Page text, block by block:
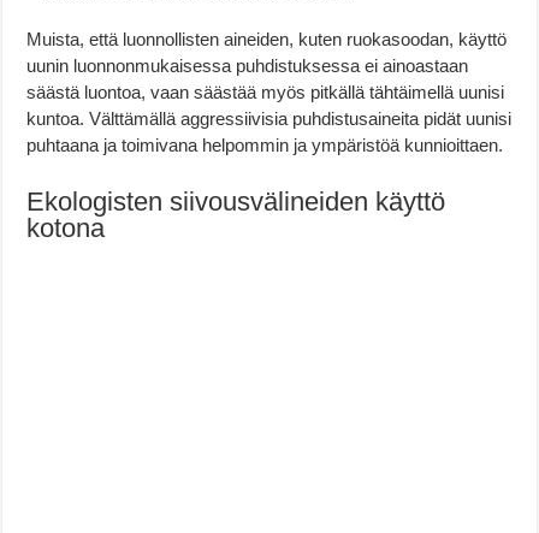
Muista, että luonnollisten aineiden, kuten ruokasoodan, käyttö
uunin luonnonmukaisessa puhdistuksessa ei ainoastaan
säästä luontoa, vaan säästää myös pitkällä tähtäimellä uunisi
kuntoa. Välttämällä aggressiivisia puhdistusaineita pidät uunisi
puhtaana ja toimivana helpommin ja ympäristöä kunnioittaen.
Ekologisten siivousvälineiden käyttö
kotona